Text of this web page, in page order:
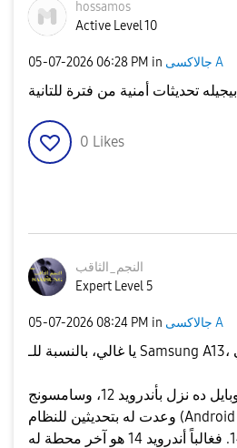
hossamos
Active Level 10
‎05-07-2026 06:28 PM in جالاكسى A
بيجيله تحديثات أمنية من فترة للتانية
0 Likes
النجم_الثاقب
Expert Level 5
‎05-07-2026 08:24 PM in جالاكسى A
​تحديثات الأندرويد: الموبايل ده نزل بأندرويد 12، وسامسونج
وعدت له بتحديثين للنظام (Android Updates)، وفعلاً وصل
له أندرويد 13 و14. فغالباً أندرويد 14 هو آخر محطة له